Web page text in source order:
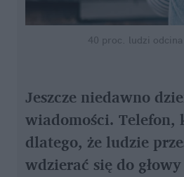
40 proc. ludzi odcina
Jeszcze niedawno
wiadomości. Telefon,
dlatego, że ludzie
wdzierać się do